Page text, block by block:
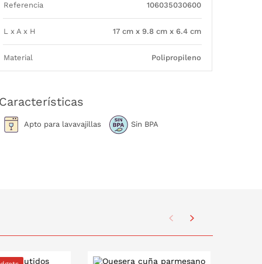
Referencia 106035030600
L x A x H 17 cm x 9.8 cm x 6.4 cm
Material Polipropileno
Características
Apto para lavavajillas Sin BPA